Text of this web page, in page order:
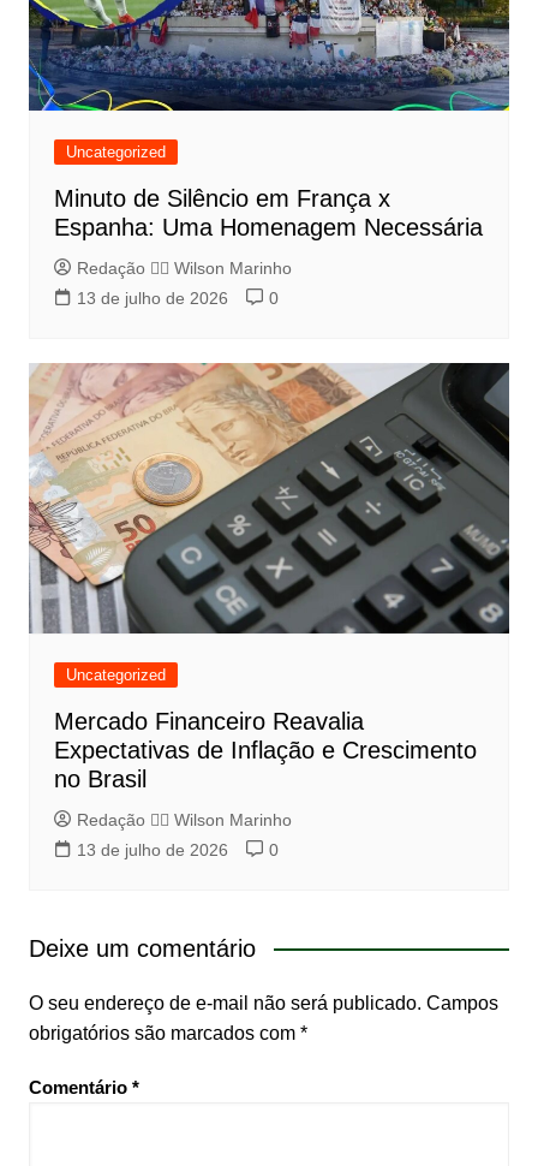
Uncategorized
Minuto de Silêncio em França x
Espanha: Uma Homenagem Necessária
Redação 👨‍⚖️​ Wilson Marinho
13 de julho de 2026
0
Uncategorized
Mercado Financeiro Reavalia
Expectativas de Inflação e Crescimento
no Brasil
Redação 👨‍⚖️​ Wilson Marinho
13 de julho de 2026
0
Deixe um comentário
O seu endereço de e-mail não será publicado. Campos
obrigatórios são marcados com *
Comentário *